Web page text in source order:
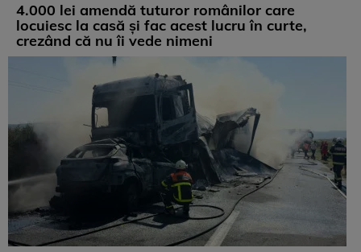
4.000 lei amendă tuturor românilor care
locuiesc la casă și fac acest lucru în curte,
crezând că nu îi vede nimeni